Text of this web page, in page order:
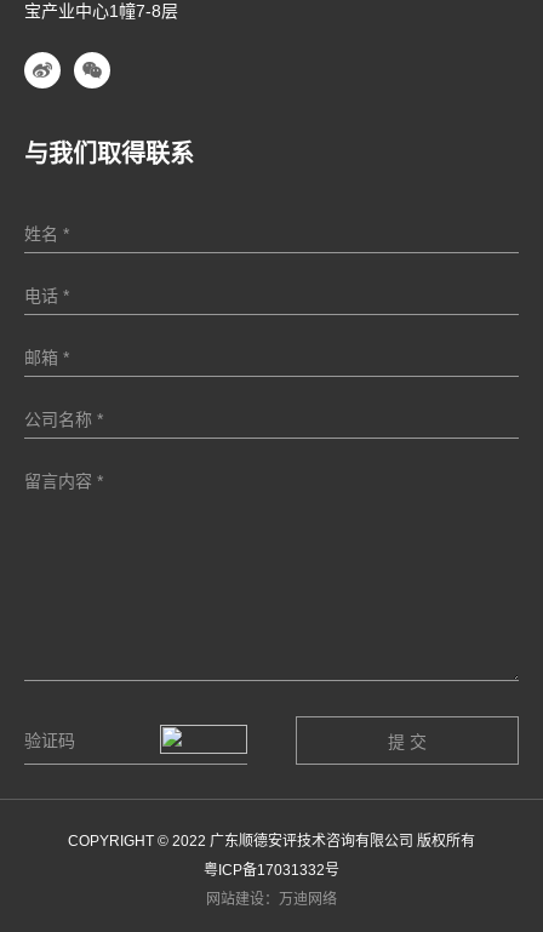
宝产业中心1幢7-8层
与我们取得联系
COPYRIGHT © 2022 广东顺德安评技术咨询有限公司 版权所有
粤ICP备17031332号
网站建设：万迪网络